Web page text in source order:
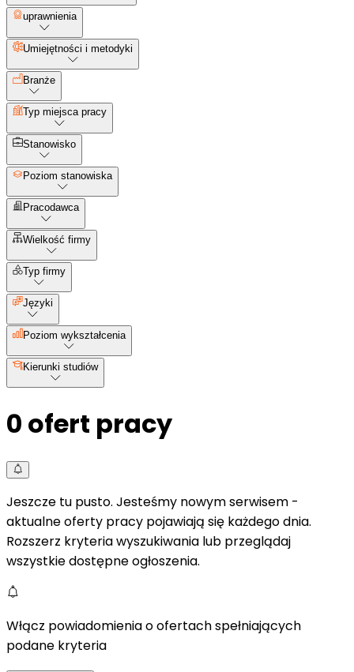
uprawnienia
Umiejętności i metodyki
Branże
Typ miejsca pracy
Stanowisko
Poziom stanowiska
Pracodawca
Wielkość firmy
Typ firmy
Języki
Poziom wykształcenia
Kierunki studiów
0 ofert pracy
Jeszcze tu pusto. Jesteśmy nowym serwisem -
aktualne oferty pracy pojawiają się każdego dnia.
Rozszerz kryteria wyszukiwania lub przeglądaj
wszystkie dostępne ogłoszenia.
Włącz powiadomienia o ofertach spełniających
podane kryteria